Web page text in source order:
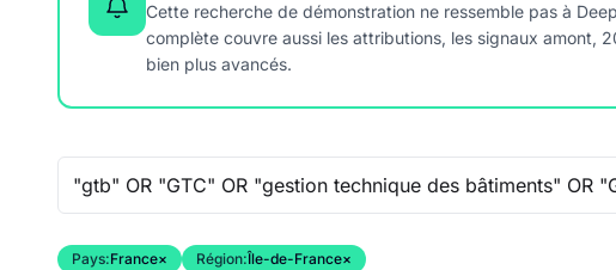
Cette recherche de démonstration ne ressemble pas à
complète couvre aussi les attributions, les signaux amont,
bien plus avancés.
Pays:France× Région:Île-de-France×